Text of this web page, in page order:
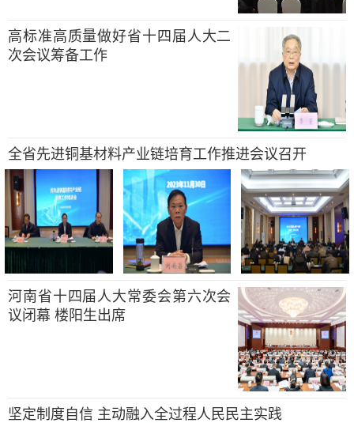
高标准高质量做好省十四届人大二
次会议筹备工作
全省先进铜基材料产业链培育工作推进会议召开
河南省十四届人大常委会第六次会
议闭幕 楼阳生出席
坚定制度自信 主动融入全过程人民民主实践